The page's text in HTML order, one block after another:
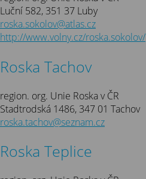
Luční 582, 351 37 Luby
roska.sokolov@atlas.cz
http://www.volny.cz/roska.sokolov/
Roska Tachov
region. org. Unie Roska v ČR
Stadtrodská 1486, 347 01 Tachov
roska.tachov@seznam.cz
Roska Teplice